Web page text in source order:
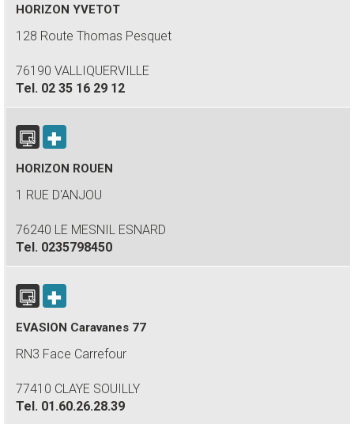
HORIZON YVETOT
128 Route Thomas Pesquet
76190 VALLIQUERVILLE
Tel. 02 35 16 29 12
HORIZON ROUEN
1 RUE D'ANJOU
76240 LE MESNIL ESNARD
Tel. 0235798450
EVASION Caravanes 77
RN3 Face Carrefour
77410 CLAYE SOUILLY
Tel. 01.60.26.28.39